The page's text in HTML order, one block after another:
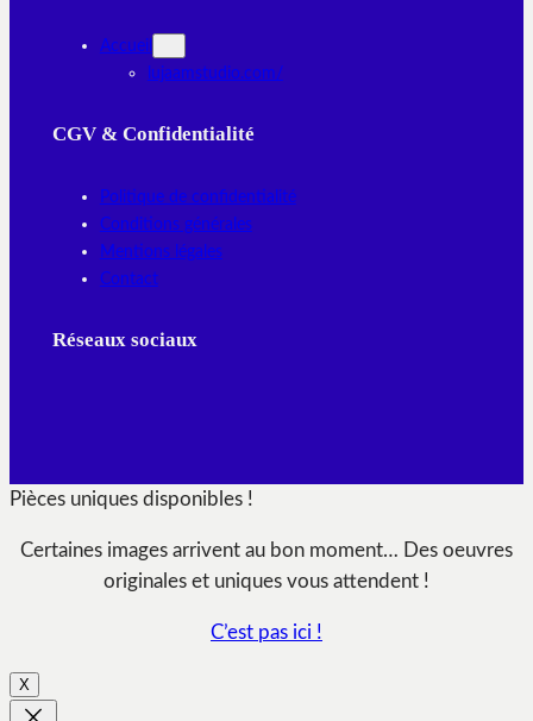
Accueil
lujaamstudio.com/
CGV & Confidentialité
Politique de confidentialité
Conditions générales
Mentions légales
Contact
Réseaux sociaux
Pièces uniques disponibles !
Certaines images arrivent au bon moment… Des oeuvres
originales et uniques vous attendent !
C’est pas ici !
X